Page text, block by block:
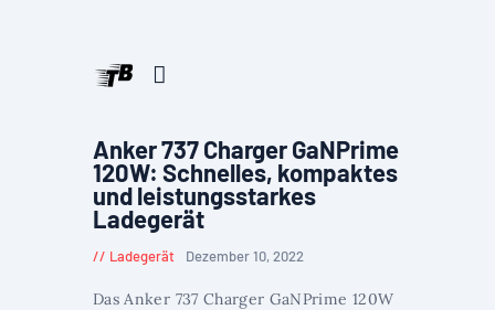
Anker 737 Charger GaNPrime
120W: Schnelles, kompaktes
und leistungsstarkes
Ladegerät
Ladegerät Dezember 10, 2022
Das Anker 737 Charger GaNPrime 120W